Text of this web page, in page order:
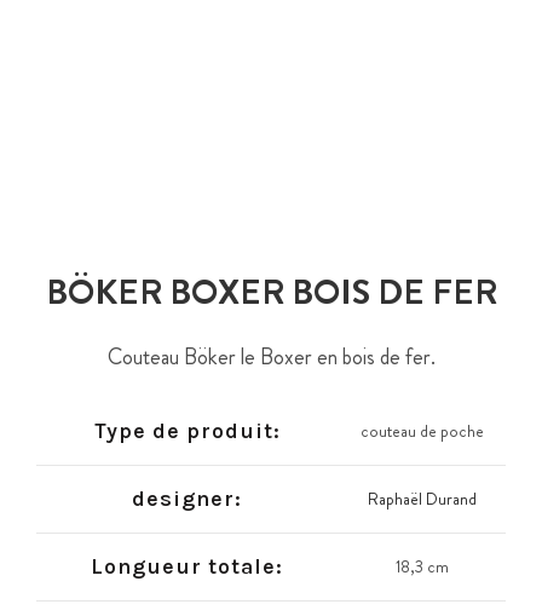
BÖKER BOXER BOIS DE FER
Couteau Böker le Boxer en bois de fer.
Type de produit: couteau de poche
designer: Raphaël Durand
Longueur totale: 18,3 cm